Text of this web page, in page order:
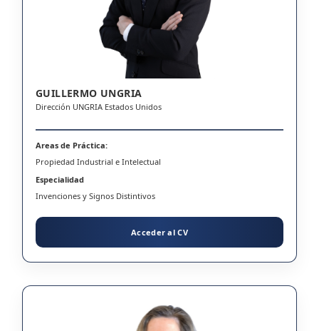
GUILLERMO UNGRIA
Dirección UNGRIA Estados Unidos
Areas de Práctica:
Propiedad Industrial e Intelectual
Especialidad
Invenciones y Signos Distintivos
Acceder al CV